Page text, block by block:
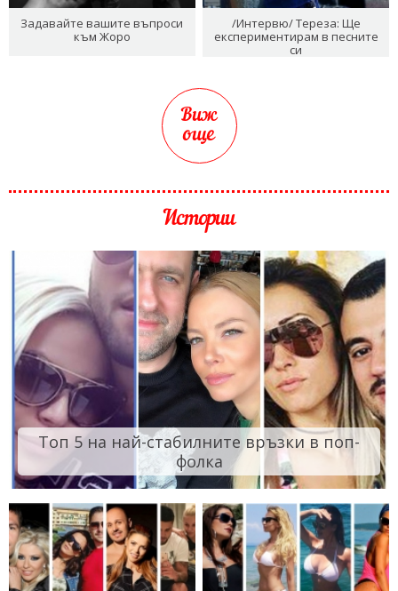
Задавайте вашите въпроси
към Жоро
/Интервю/ Тереза: Ще
експериментирам в песните
си
Виж
още
Истории
Топ 5 на най-стабилните връзки в поп-
фолка